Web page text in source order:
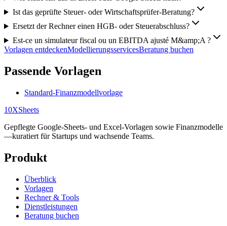
Ist das geprüfte Steuer‑ oder Wirtschaftsprüfer‑Beratung?
Ersetzt der Rechner einen HGB- oder Steuerabschluss?
Est-ce un simulateur fiscal ou un EBITDA ajusté M&amp;A ?
Vorlagen entdeckenModellierungsservicesBeratung buchen
Passende Vorlagen
Standard-Finanzmodellvorlage
10XSheets
Gepflegte Google-Sheets- und Excel-Vorlagen sowie Finanzmodelle
—kuratiert für Startups und wachsende Teams.
Produkt
Überblick
Vorlagen
Rechner & Tools
Dienstleistungen
Beratung buchen